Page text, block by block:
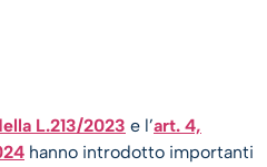
L.213/2023 e l’art. 4,
hanno introdotto importanti